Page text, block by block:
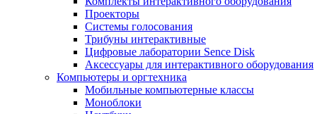
Проекторы
Системы голосования
Трибуны интерактивные
Цифровые лаборатории Sence Disk
Аксессуары для интерактивного оборудования
Компьютеры и оргтехника
Мобильные компьютерные классы
Моноблоки